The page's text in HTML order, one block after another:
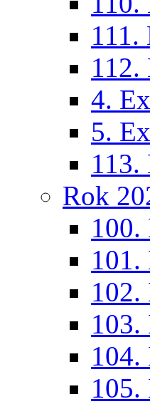
111.
112.
4.
5.
113.
Rok